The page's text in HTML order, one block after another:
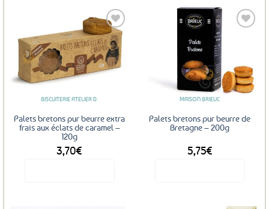
Ajouter
aux
favoris
BISCUITERIE ATELIER D.
Palets bretons pur beurre extra
frais aux éclats de caramel –
120g
3,70€
favoris
MAISON BRIEUC
Palets bretons pur beurre de
Bretagne – 200g
5,75€